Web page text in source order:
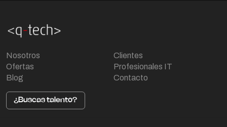
Nosotros
Clientes
Ofertas
Profesionales IT
Blog
Contacto
¿Buscas talento?